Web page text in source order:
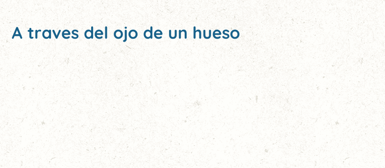
A traves del ojo de un hueso